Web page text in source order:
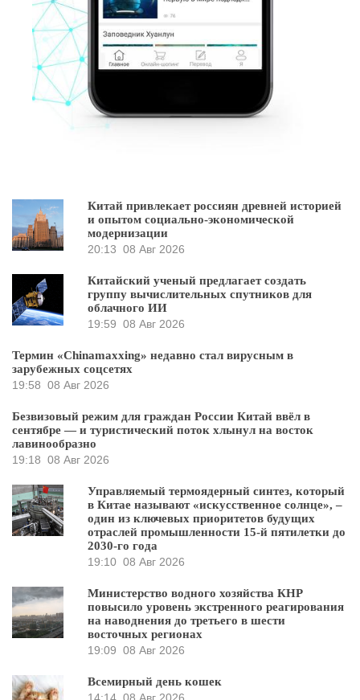
Китай привлекает россиян древней историей
и опытом социально-экономической
модернизации
20:13 08 Авг 2026
Китайский ученый предлагает создать
группу вычислительных спутников для
облачного ИИ
19:59 08 Авг 2026
Термин «Chinamaxxing» недавно стал вирусным в
зарубежных соцсетях
19:58 08 Авг 2026
Безвизовый режим для граждан России Китай ввёл в
сентябре — и туристический поток хлынул на восток
лавинообразно
19:18 08 Авг 2026
Управляемый термоядерный синтез, который
в Китае называют «искусственное солнце», –
один из ключевых приоритетов будущих
отраслей промышленности 15-й пятилетки до
2030-го года
19:10 08 Авг 2026
Министерство водного хозяйства КНР
повысило уровень экстренного реагирования
на наводнения до третьего в шести
восточных регионах
19:09 08 Авг 2026
Всемирный день кошек